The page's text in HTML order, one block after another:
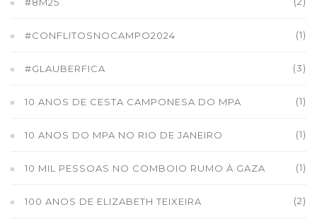
#CONFLITOSNOCAMPO2024 (1)
#GLAUBERFICA (3)
10 ANOS DE CESTA CAMPONESA DO MPA (1)
10 ANOS DO MPA NO RIO DE JANEIRO (1)
10 MIL PESSOAS NO COMBOIO RUMO À GAZA (1)
100 ANOS DE ELIZABETH TEIXEIRA (2)